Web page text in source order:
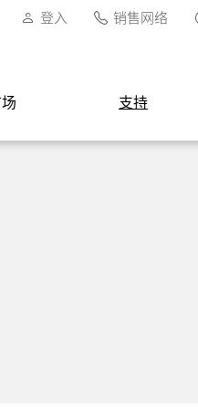
登入 销售网络
支持